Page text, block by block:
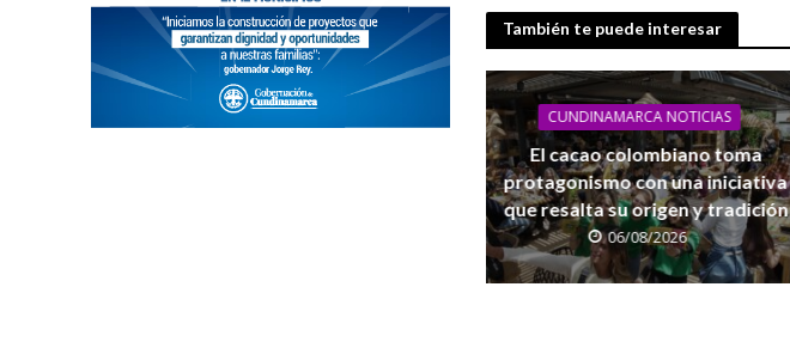
También te puede interesar
CUNDINAMARCA NOTICIAS
El cacao colombiano toma
protagonismo con una iniciativa
que resalta su origen y tradición
06/08/2026